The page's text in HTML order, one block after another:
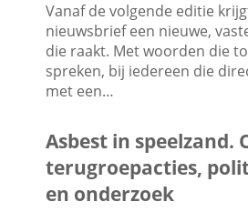
Vanaf de volgende editie
nieuwsbrief een nieuwe,
die raakt. Met woorden die
spreken, bij iedereen die
met een…
Asbest in speelzand.
terugroepacties,
en onderzoek